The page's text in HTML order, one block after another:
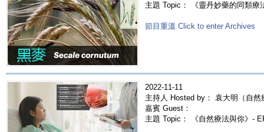
主題 Topic： 《靈丹妙藥的同類
節目重溫 Click to enter Archives
2022-11-11
主持人 Hosted by： 袁大明（自然
嘉賓 Guest：
主題 Topic： 《自然療法與你》-